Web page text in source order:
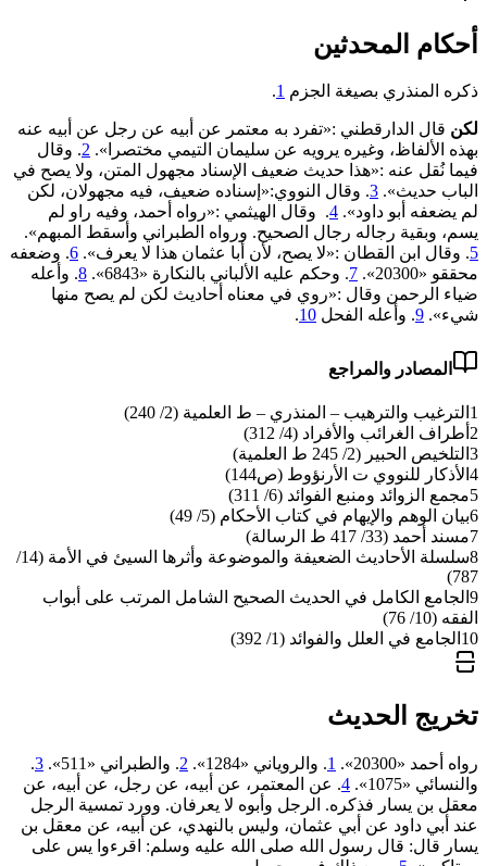
أحكام المحدثين
ذكره المنذري بصيغة الجزم 1
.
لكن قال الدارقطني :«تفرد به معتمر عن أبيه عن رجل عن أبيه عنه
بهذه الألفاظ، وغيره يرويه عن سليمان التيمي مختصرا». 2. وقال
فيما نُقل عنه :«هذا ‌حديث ‌ضعيف ‌الإسناد ‌مجهول ‌المتن، ولا يصح في
الباب حديث». 3. وقال النووي:«إسناده ضعيف، فيه مجهولان، ‌لكن
‌لم ‌يضعفه ‌أبو ‌داود». 4. وقال الهيثمي :«رواه أحمد، وفيه راو لم
يسم، وبقية رجاله رجال الصحيح. ورواه الطبراني وأسقط المبهم».
5. وقال ابن القطان :«لا يصح، لأن ‌أبا ‌عثمان ‌هذا ‌لا ‌يعرف». 6. وضعفه
محققو «20300».
7. وحكم عليه الألباني بالنكارة «‌‌6843». 8. وأعله
ضياء الرحمن وقال :«روي في معناه أحاديث لكن لم يصح منها
شيء». 9. وأعله الفحل 10
.
المصادر والمراجع
1 الترغيب والترهيب – المنذري – ط العلمية (2/ 240)
2 أطراف الغرائب والأفراد (4/ 312)
3 التلخيص الحبير (2/ 245 ط العلمية)
4 الأذكار للنووي ت الأرنؤوط (ص144)
5مجمع الزوائد ومنبع الفوائد (6/ 311)
6بيان الوهم والإيهام في كتاب الأحكام (5/ 49)
7مسند أحمد (33/ 417 ط الرسالة)
8
سلسلة الأحاديث الضعيفة والموضوعة وأثرها السيئ في الأمة (14/
787)
9 الجامع الكامل في الحديث الصحيح الشامل المرتب على أبواب
الفقه (10/ 76)
10 الجامع في العلل والفوائد (1/ 392)
تخريج الحديث
رواه أحمد «20300». 1. والروياني «1284». 2. والطبراني «511». 3
.
والنسائي «1075».
4. عن المعتمر، عن أبيه، عن رجل، عن أبيه، عن
معقل بن يسار فذكره. الرجل وأبوه لا يعرفان. وورد تمسية الرجل
عند أبي داود عن أبي عثمان، وليس بالنهدي، عن أبيه، عن معقل بن
يسار قال: قال رسول الله صلى الله عليه وسلم: اقرءوا يس على